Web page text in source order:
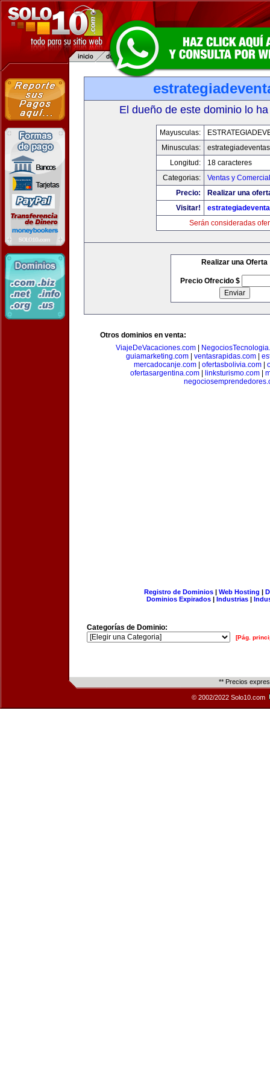
El dueño de este dominio lo
Mayusculas:
Minusculas:
Longitud:
18 caracteres
Categorias:
Ventas y
Precio:
Realizar una
Visitar!
Serán consideradas
Realizar una Oferta
Precio Ofrecido $
Otros dominios en venta:
ViajeDeVacaciones.com
guiamarketing.com| ventasrapidas.com|
mercadocanje.com
ofertasbolivia.com
ofertasargentina.com| linksturismo.com|
Registro de Dominios| Web Hosting |
Dominios Expirados | Industrias |
Categorías de Dominio:
[Pág.
** Precios
© 2002/2022 Solo10.com